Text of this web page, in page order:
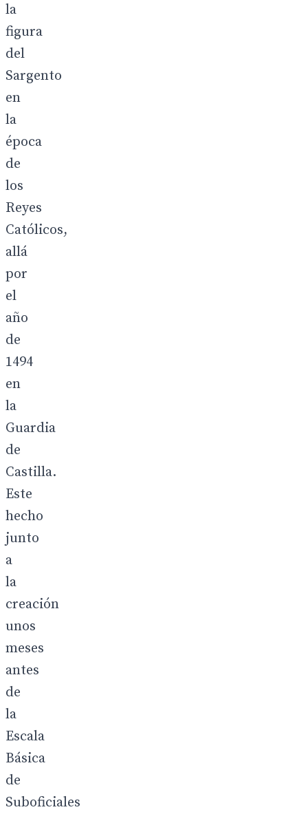
la
figura
del
Sargento
en
la
época
de
los
Reyes
Católicos,
allá
por
el
año
de
1494
en
la
Guardia
de
Castilla.
Este
hecho
junto
a
la
creación
unos
meses
antes
de
la
Escala
Básica
de
Suboficiales